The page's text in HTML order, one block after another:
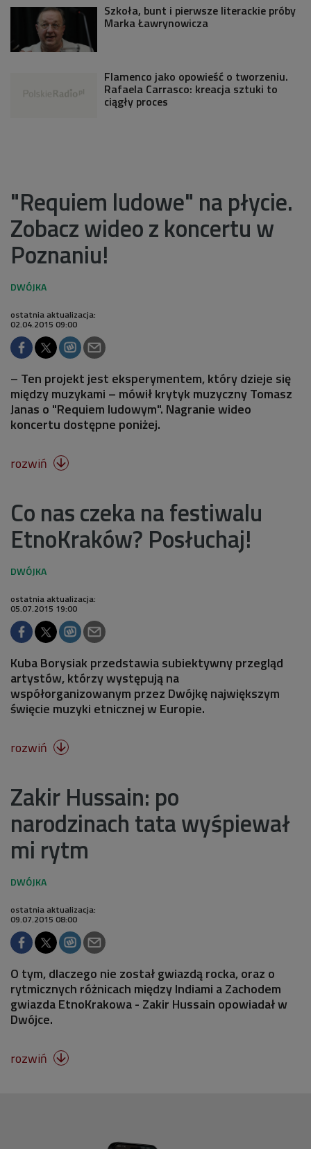
Szkoła, bunt i pierwsze literackie próby
Marka Ławrynowicza
Flamenco jako opowieść o tworzeniu.
Rafaela Carrasco: kreacja sztuki to
ciągły proces
"Requiem ludowe" na płycie.
Zobacz wideo z koncertu w
Poznaniu!
ostatnia aktualizacja:
02.04.2015 09:00
– Ten projekt jest eksperymentem, który dzieje się
między muzykami – mówił krytyk muzyczny Tomasz
Janas o "Requiem ludowym". Nagranie wideo
koncertu dostępne poniżej.
rozwiń 
Co nas czeka na festiwalu
EtnoKraków? Posłuchaj!
ostatnia aktualizacja:
05.07.2015 19:00
Kuba Borysiak przedstawia subiektywny przegląd
artystów, którzy występują na
współorganizowanym przez Dwójkę największym
święcie muzyki etnicznej w Europie.
rozwiń 
Zakir Hussain: po
narodzinach tata wyśpiewał
mi rytm
ostatnia aktualizacja:
09.07.2015 08:00
O tym, dlaczego nie został gwiazdą rocka, oraz o
rytmicznych różnicach między Indiami a Zachodem
gwiazda EtnoKrakowa - Zakir Hussain opowiadał w
Dwójce.
rozwiń 